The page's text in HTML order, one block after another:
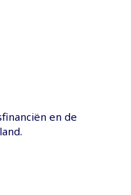
en de